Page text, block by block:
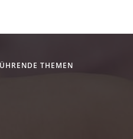
THEMEN